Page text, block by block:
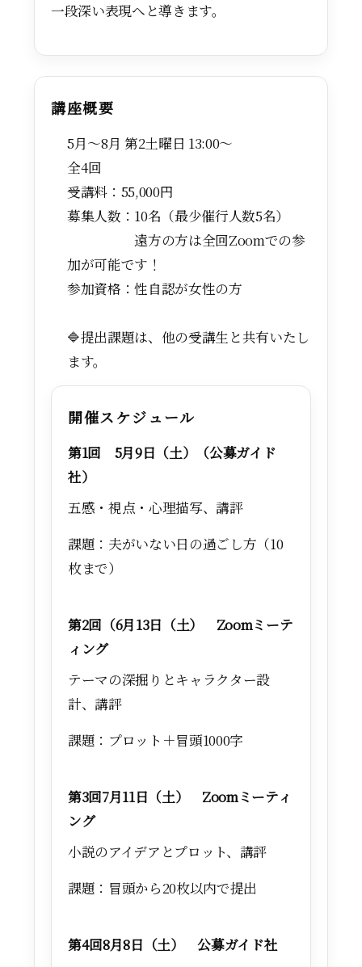
一段深い表現へと導きます。
講座概要
5月～8月 第2土曜日 13:00～
全4回
受講料：55,000円
募集人数：10名（最少催行人数5名）
遠方の方は全回Zoomでの参
加が可能です！
参加資格：性自認が女性の方
🔷提出課題は、他の受講生と共有いたし
ます。
開催スケジュール
第1回 5月9日（土）（公募ガイド
社）
五感・視点・心理描写、講評
課題：夫がいない日の過ごし方（10
枚まで）
第2回（6月13日（土） Zoomミーテ
ィング
テーマの深掘りとキャラクター設
計、講評
課題：プロット＋冒頭1000字
第3回7月11日（土） Zoomミーティ
ング
小説のアイデアとプロット、講評
課題：冒頭から20枚以内で提出
第4回8月8日（土） 公募ガイド社